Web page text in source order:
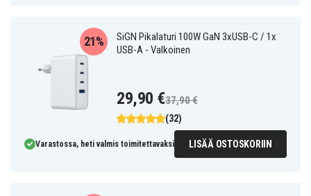
SiGN Pikalaturi 100W GaN 3xUSB-C / 1x
USB-A - Valkoinen
(32)
21%
29,90 €37,90 €
Varastossa, heti valmis toimitettavaksi LISÄÄ OSTOSKORIIN